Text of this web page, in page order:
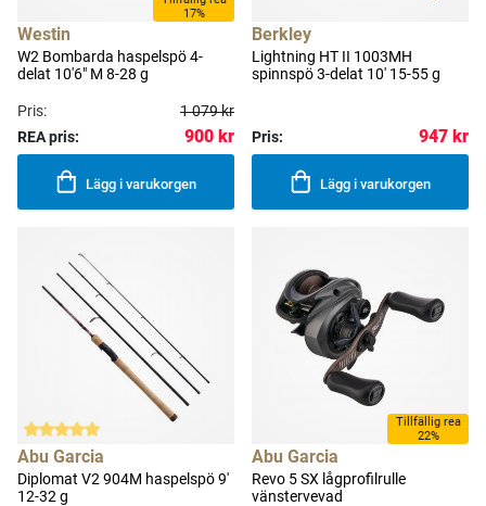
17%
Westin
W2 Bombarda haspelspö 4-
delat 10'6" M 8-28 g
Pris:
1 079 kr
REA pris:
900 kr
Lägg i varukorgen
Berkley
Lightning HT II 1003MH
spinnspö 3-delat 10' 15-55 g
Pris: 947 kr
Lägg i varukorgen
Abu Garcia
Diplomat V2 904M haspelspö 9'
12-32 g
Tillfällig rea
22%
Abu Garcia
Revo 5 SX lågprofilrulle
vänstervevad